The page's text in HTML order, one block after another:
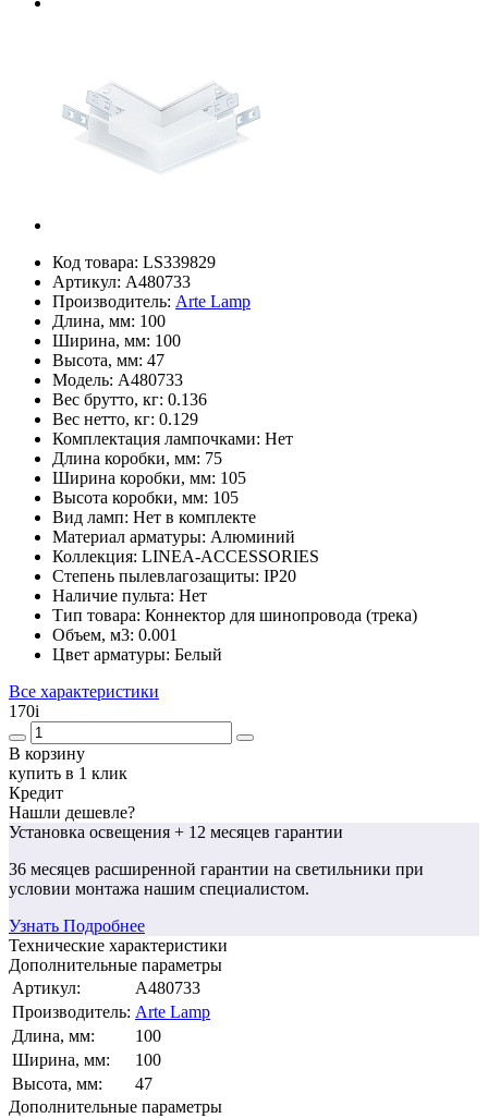
Код товара: LS339829
Артикул: A480733
Производитель: Arte Lamp
Длина, мм: 100
Ширина, мм: 100
Высота, мм: 47
Модель: A480733
Вес брутто, кг: 0.136
Вес нетто, кг: 0.129
Комплектация лампочками: Нет
Длина коробки, мм: 75
Ширина коробки, мм: 105
Высота коробки, мм: 105
Вид ламп: Нет в комплекте
Материал арматуры: Алюминий
Коллекция: LINEA-ACCESSORIES
Степень пылевлагозащиты: IP20
Наличие пульта: Нет
Тип товара: Коннектор для шинопровода (трека)
Объем, м3: 0.001
Цвет арматуры: Белый
Все характеристики
170i
В корзину
купить в 1 клик
Кредит
Нашли дешевле?
Установка освещения + 12 месяцев гарантии
36 месяцев расширенной гарантии на светильники при
условии монтажа нашим специалистом.
Узнать Подробнее
Технические характеристики
Дополнительные параметры
Артикул:
A480733
Производитель: Arte Lamp
Длина, мм:
100
Ширина, мм:
100
Высота, мм:
47
Дополнительные параметры